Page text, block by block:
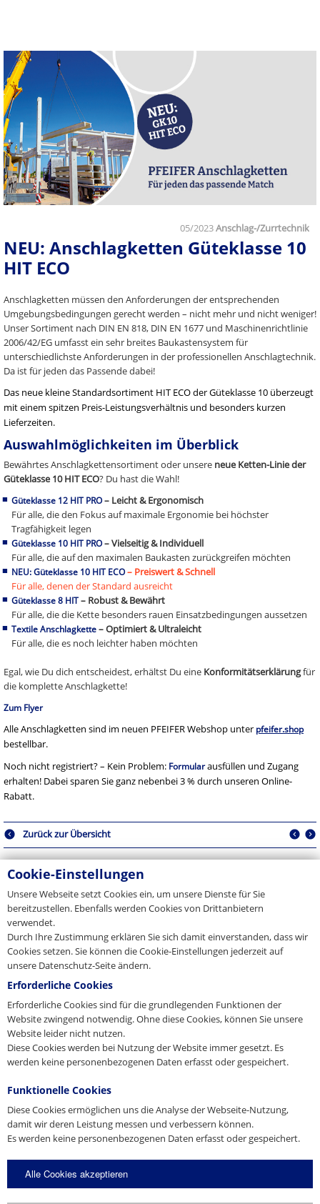
NEU: Anschlagketten Güteklasse 10
HIT ECO
05/2023Anschlag-/Zurrtechnik
Anschlagketten müssen den Anforderungen der entsprechenden
Umgebungsbedingungen gerecht werden – nicht mehr und nicht weniger!
Unser Sortiment nach DIN EN 818, DIN EN 1677 und Maschinenrichtlinie
2006/42/EG umfasst ein sehr breites Baukastensystem für
unterschiedlichste Anforderungen in der professionellen Anschlagtechnik.
Da ist für jeden das Passende dabei!
Das neue kleine Standardsortiment HIT ECO der Güteklasse 10 überzeugt
mit einem spitzen Preis-Leistungsverhältnis und besonders kurzen
Lieferzeiten.
Auswahlmöglichkeiten im Überblick
Bewährtes Anschlagkettensortiment oder unsere neue Ketten-Linie der
Güteklasse 10 HIT ECO? Du hast die Wahl!
Güteklasse 12 HIT PRO– Leicht & Ergonomisch
Für alle, die den Fokus auf maximale Ergonomie bei höchster
Tragfähigkeit legen
Güteklasse 10 HIT PRO– Vielseitig & Individuell
Für alle, die auf den maximalen Baukasten zurückgreifen möchten
NEU: Güteklasse 10 HIT ECO– Preiswert & Schnell
Für alle, denen der Standard ausreicht
Güteklasse 8 HIT– Robust & Bewährt
Für alle, die die Kette besonders rauen Einsatzbedingungen aussetzen
Textile Anschlagkette– Optimiert & Ultraleicht
Für alle, die es noch leichter haben möchten
Egal, wie Du dich entscheidest, erhältst Du eine Konformitätserklärungfür
die komplette Anschlagkette!
Zum Flyer
Alle Anschlagketten sind im neuen PFEIFER Webshop unter pfeifer.shop
bestellbar.
Noch nicht registriert? – Kein Problem: Formularausfüllen und Zugang
erhalten! Dabei sparen Sie ganz nebenbei 3 % durch unseren Online-
Rabatt.
Zurück zur Übersicht
Pressekontakt
Sie sind Journalist, Medienvertreter oder Blogger und haben
Fragen zu unserem Unternehmen? Nehmen Sie Kontakt mit uns
auf.
E-Mail
presse@pfeifer.de
Presse-Anfrage
Name
E-Mail
Anfrage
Cookie-Einstellungen
Unsere Webseite setzt Cookies ein, um unsere Dienste für Sie
bereitzustellen. Ebenfalls werden Cookies von Drittanbietern
verwendet.
Durch Ihre Zustimmung erklären Sie sich damit einverstanden, dass wir
Cookies setzen. Sie können die Cookie-Einstellungen jederzeit auf
unsere Datenschutz-Seite ändern.
Erforderliche Cookies
Erforderliche Cookies sind für die grundlegenden Funktionen der
Website zwingend notwendig. Ohne diese Cookies, können Sie unsere
Website leider nicht nutzen.
Diese Cookies werden bei Nutzung der Website immer gesetzt. Es
werden keine personenbezogenen Daten erfasst oder gespeichert.
Funktionelle Cookies
Diese Cookies ermöglichen uns die Analyse der Webseite-Nutzung,
damit wir deren Leistung messen und verbessern können.
Es werden keine personenbezogenen Daten erfasst oder gespeichert.
Alle Cookies akzeptieren